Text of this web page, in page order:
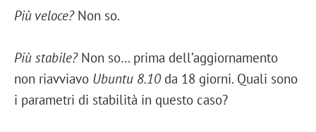
Più veloce?Non so.
Più stabile?Non so… prima dell’aggiornamento
non riavviavo Ubuntu 8.10da 18 giorni. Quali sono
i parametri di stabilità in questo caso?